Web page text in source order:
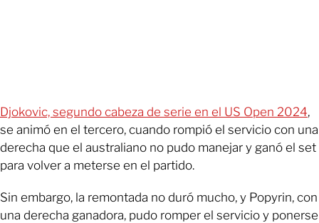
Djokovic, segundo cabeza de serie en el US Open 2024,
se animó en el tercero, cuando rompió el servicio con una
derecha que el australiano no pudo manejar y ganó el set
para volver a meterse en el partido.
Sin embargo, la remontada no duró mucho, y Popyrin, con
una derecha ganadora, pudo romper el servicio y ponerse